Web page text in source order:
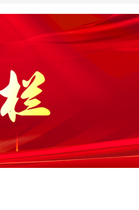
在线访谈